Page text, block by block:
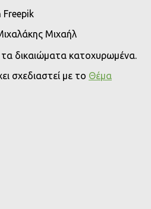
Freepik
Μιχαήλ
δικαιώματα κατοχυρωμένα.
σχεδιαστεί με το Θέμα